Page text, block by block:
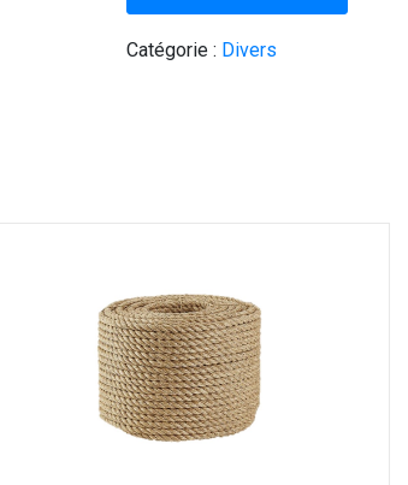
Catégorie : Divers